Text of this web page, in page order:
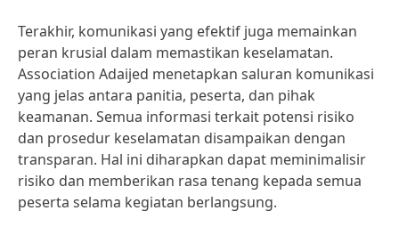
Terakhir, komunikasi yang efektif juga memainkan
peran krusial dalam memastikan keselamatan.
Association Adaijed menetapkan saluran komunikasi
yang jelas antara panitia, peserta, dan pihak
keamanan. Semua informasi terkait potensi risiko
dan prosedur keselamatan disampaikan dengan
transparan. Hal ini diharapkan dapat meminimalisir
risiko dan memberikan rasa tenang kepada semua
peserta selama kegiatan berlangsung.